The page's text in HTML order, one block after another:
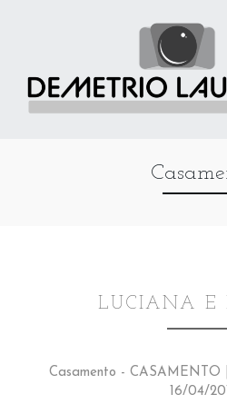
LUCIANA E
Casamento -
16/04/